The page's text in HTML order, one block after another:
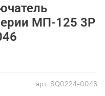
арт. SQ0224-0046
МП-125 3P